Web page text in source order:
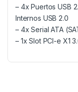
– 4x Puertos USB
Internos USB 2.0
– 4x Serial ATA
– 1x Slot PCI-e X1